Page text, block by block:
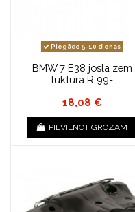
Piegāde 5-10 dienas
BMW 7 E38 josla zem
luktura R 99-
18,08 €
PIEVIENOT GROZAM